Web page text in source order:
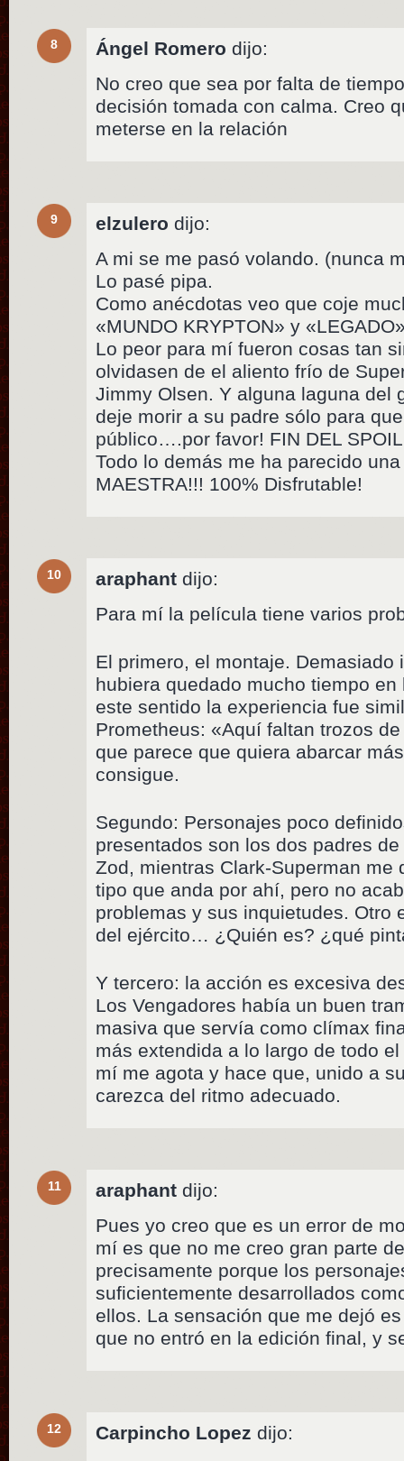
8 Ángel Romero dijo:
No creo que sea por falta de
decisión tomada con calma. Creo
meterse en la relación
9 elzulero dijo:
A mi se me pasó volando. (nunca
Lo pasé pipa.
Como anécdotas veo que coje
«MUNDO KRYPTON» y
Lo peor para mí fueron cosas tan
olvidasen de el aliento frío de
Jimmy Olsen. Y alguna laguna del
deje morir a su padre sólo para
público….por favor! FIN DEL
Todo lo demás me ha parecido
MAESTRA!!! 100% Disfrutable!
10 araphant dijo:
Para mí la película tiene varios
El primero, el montaje. Demasiado
hubiera quedado mucho tiempo
este sentido la experiencia fue
Prometheus: «Aquí faltan trozos
que parece que quiera abarcar
consigue.
Segundo: Personajes poco
presentados son los dos padres
Zod, mientras Clark-Superman me
tipo que anda por ahí, pero no
problemas y sus inquietudes. Otro
del ejército… ¿Quién es? ¿qué
Y tercero: la acción es excesiva
Los Vengadores había un buen
masiva que servía como clímax
más extendida a lo largo de todo
mí me agota y hace que, unido a
carezca del ritmo adecuado.
11 araphant dijo:
Pues yo creo que es un error de
mí es que no me creo gran parte
precisamente porque los
suficientemente desarrollados
ellos. La sensación que me dejó
que no entró en la edición final, y
12 Carpincho Lopez dijo: